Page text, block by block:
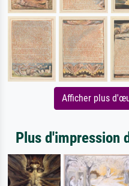
Afficher plus
Plus d'impression